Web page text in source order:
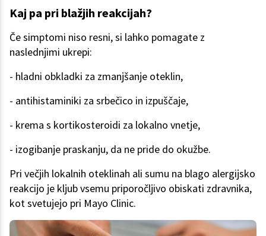
Kaj pa pri blažjih reakcijah?
Če simptomi niso resni, si lahko pomagate z
naslednjimi ukrepi:
- hladni obkladki za zmanjšanje oteklin,
- antihistaminiki za srbečico in izpuščaje,
- krema s kortikosteroidi za lokalno vnetje,
- izogibanje praskanju, da ne pride do okužbe.
Pri večjih lokalnih oteklinah ali sumu na blago alergijsko
reakcijo je kljub vsemu priporočljivo obiskati zdravnika,
kot svetujejo pri Mayo Clinic.